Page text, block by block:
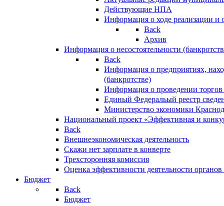
Действующие НПА
Информация о ходе реализации
Back
Архив
Информация о несостоятельности
Back
Информация о предприятиях,
(банкротстве)
Информация о проведении
Единый Федеральый реестр
Министерство экономики
Национальный проект «Эффективная и
Back
Внешнеэкономическая деятельность
Скажи нет зарплате в конверте
Трехсторонняя комиссия
Оценка эффективности деятельности
Бюджет
Back
Бюджет